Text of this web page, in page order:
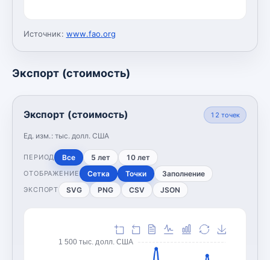
Источник: www.fao.org
Экспорт (стоимость)
Экспорт (стоимость)
Ед. изм.: тыс. долл. США
12 точек
ПЕРИОД Все 5 лет 10 лет
ОТОБРАЖЕНИЕ Сетка Точки Заполнение
ЭКСПОРТ SVG PNG CSV JSON
1 500 тыс. долл. США